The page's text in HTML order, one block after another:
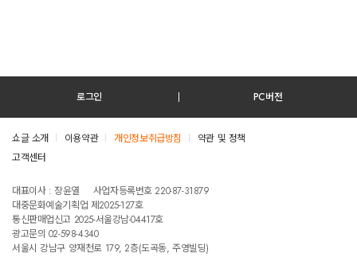
로그인 PC버전
쇼글 소개 이용약관 개인정보취급방침
약관 및 정책
고객센터
대표이사 : 장윤열
사업자등록번호 220-87-31879
대중문화예술기획업 제2025-127호
통신판매업신고 2025-서울강남-04417호
광고문의 02-598-4340
서울시 강남구 양재천로 179, 2층(도곡동, 주영빌딩)